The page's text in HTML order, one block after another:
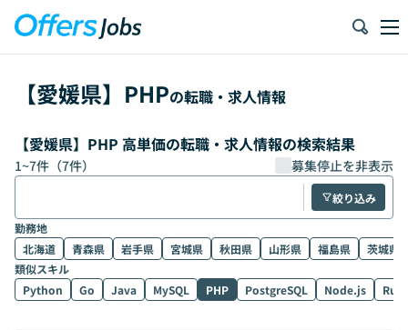
【愛媛県】 PHPの転職・求人情報
【愛媛県】PHP 高単価の転職・求人情報の検索結果
1~7件（7件） 募集停止を非表示
絞り込み
勤務地
北海道
青森県 岩手県 宮城県 秋田県 山形県 福島県
茨城県
類似スキル
Python
Go Java MySQL PHP PostgreSQL Node.js